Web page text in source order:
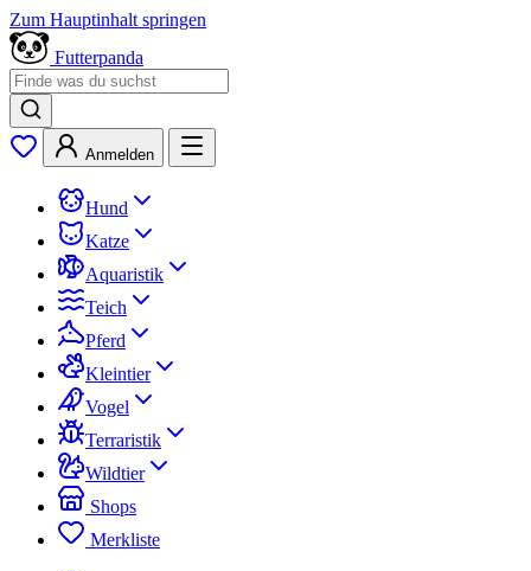
Zum Hauptinhalt springen
Futterpanda
Anmelden
Hund
Katze
Aquaristik
Teich
Pferd
Kleintier
Vogel
Terraristik
Wildtier
Shops
Merkliste